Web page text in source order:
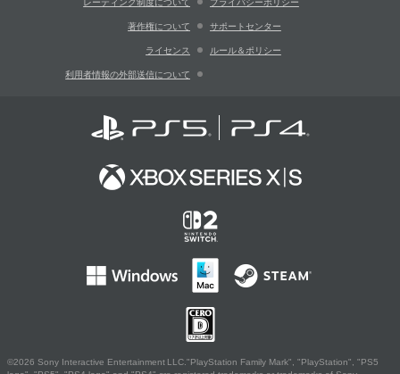
レーティング制度について プライバシーポリシー
著作権について サポートセンター
ライセンス ルール＆ポリシー
利用者情報の外部送信について
©2026 Sony Interactive Entertainment LLC."PlayStation Family Mark", "PlayStation", "PS5